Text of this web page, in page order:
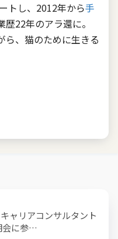
トし、2012年から手
22年のアラ還に。
ら、猫のために生きる
ャリアコンサルタント
会に参…